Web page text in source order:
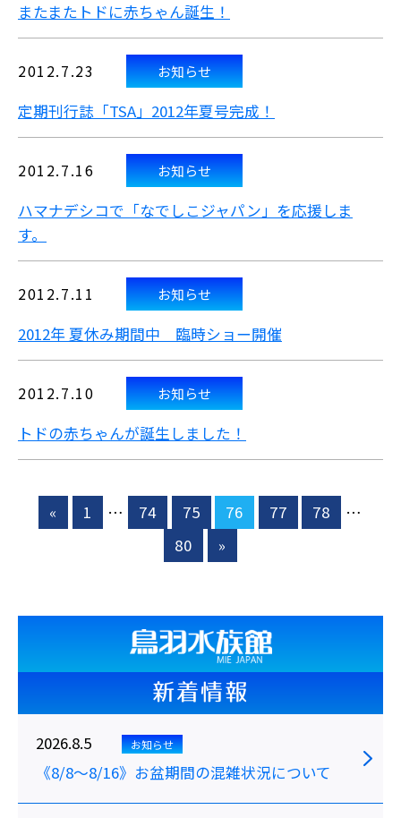
またまたトドに赤ちゃん誕生！
2012.7.23 お知らせ
定期刊行誌「TSA」2012年夏号完成！
2012.7.16 お知らせ
ハマナデシコで「なでしこジャパン」を応援しま
す。
2012.7.11 お知らせ
2012年 夏休み期間中 臨時ショー開催
2012.7.10 お知らせ
トドの赤ちゃんが誕生しました！
« 1 … 74 75 76 77 78
…
80
»
新着情報
2026.8.5 お知らせ
《8/8～8/16》お盆期間の混雑状況について